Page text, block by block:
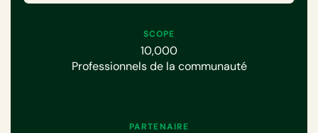
SCOPE
10,000
Professionnels de la communauté
PARTENAIRE